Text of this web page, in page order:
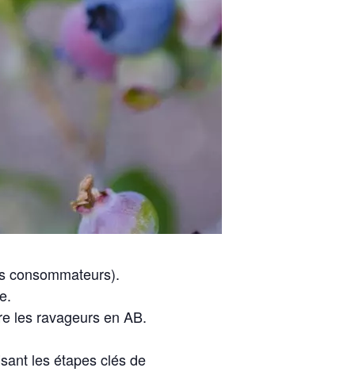
consommateurs).
les ravageurs en AB.
les étapes clés de